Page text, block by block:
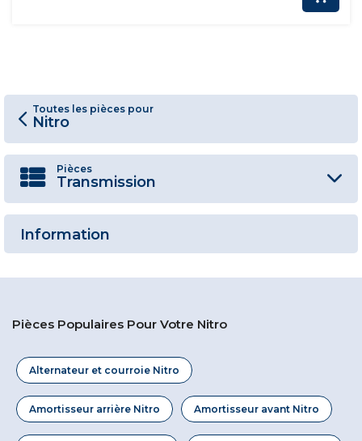
Toutes les pièces pour
Nitro
Pièces
Transmission
Information
Pièces Populaires Pour Votre Nitro
Alternateur et courroie Nitro
Amortisseur arrière Nitro Amortisseur avant Nitro